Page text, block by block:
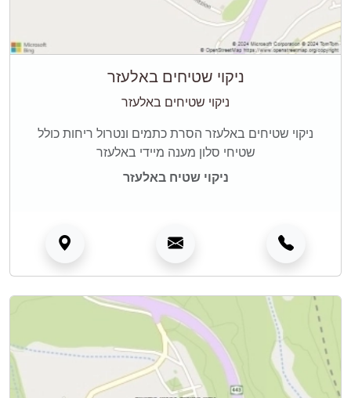
ניקוי שטיחים באלעזר
ניקוי שטיחים באלעזר
ניקוי שטיחים באלעזר הסרת כתמים ונטרול ריחות כולל
שטיחי סלון מענה מיידי באלעזר
ניקוי שטיח באלעזר